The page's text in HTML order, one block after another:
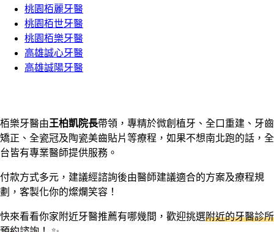
桃園栢麗牙醫
桃園栢世牙醫
桃園栢樂牙醫
高雄誠心牙醫
高雄誠陽牙醫
栢樂牙醫由王柏凱院長帶領，專精於微創植牙、全口重建、牙齒
矯正、全瓷冠及陶瓷美齒貼片等療程，如果不想南北跑的話，全
台皆有專業醫師提供服務。
付款方式多元，建議經諮詢後由醫師建議適合的方案及療程規
劃，客製化你的燦爛笑容！
快來看看你家附近牙醫推薦有哪幾間，歡迎挑選附近的牙醫診所